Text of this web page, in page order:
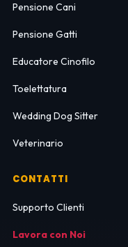
Pensione Cani
Pensione Gatti
Educatore Cinofilo
Toelettatura
Wedding Dog Sitter
Veterinario
CONTATTI
Supporto Clienti
Lavora con Noi